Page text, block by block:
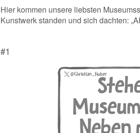
Hier kommen unsere liebsten
Kunstwerk standen und sich dachten:
#1